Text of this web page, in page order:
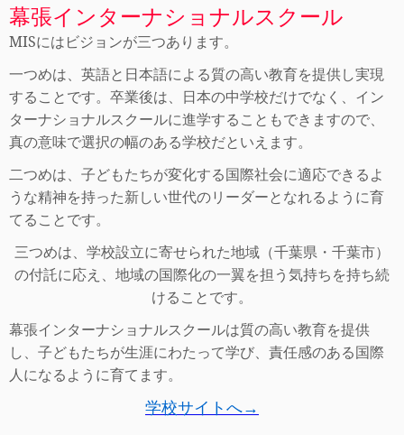
幕張インターナショナルスクール
MISにはビジョンが三つあります。
一つめは、英語と日本語による質の高い教育を提供し実現
することです。卒業後は、日本の中学校だけでなく、イン
ターナショナルスクールに進学することもできますので、
真の意味で選択の幅のある学校だといえます。
二つめは、子どもたちが変化する国際社会に適応できるよ
うな精神を持った新しい世代のリーダーとなれるように育
てることです。
三つめは、学校設立に寄せられた地域（千葉県・千葉市）
の付託に応え、地域の国際化の一翼を担う気持ちを持ち続
けることです。
幕張インターナショナルスクールは質の高い教育を提供
し、子どもたちが生涯にわたって学び、責任感のある国際
人になるように育てます。
学校サイトへ→